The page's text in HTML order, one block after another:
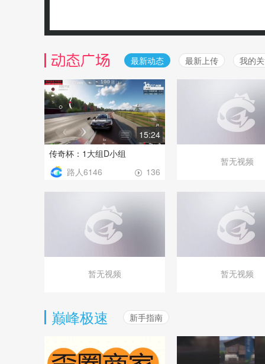
最新动态 最新上传 我的
15:24
传奇杯：1大组D小组
136
路人6146
巅峰极速 新手指南